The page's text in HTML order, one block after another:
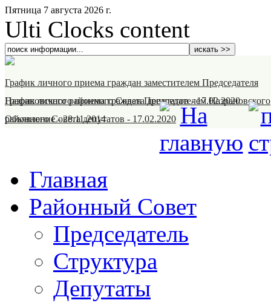
Пятница 7 августа 2026 г.
Ulti Clocks content
График личного приема граждан заместителем Председателя
Назрановского районного Совета депутатов-17.02.2020
График личного приема граждан Председателем Назрановского
районного Совета депутатов - 17.02.2020
Объявление-28.11.2014
Главная
Районный Совет
Председатель
Структура
Депутаты